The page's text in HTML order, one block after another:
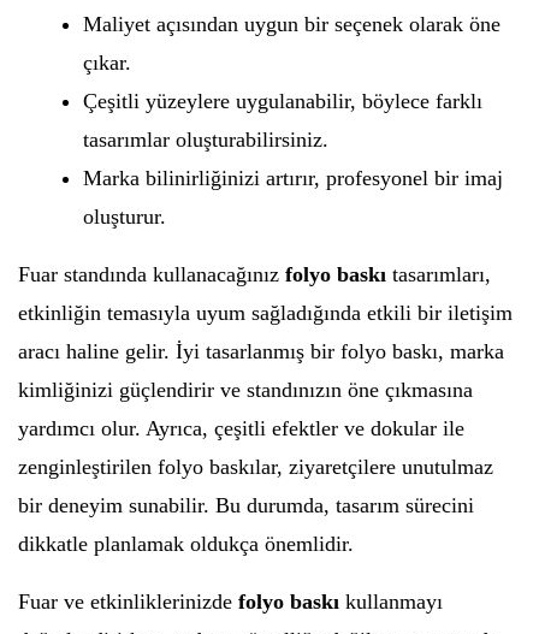
Maliyet açısından uygun bir seçenek olarak öne
çıkar.
Çeşitli yüzeylere uygulanabilir, böylece farklı
tasarımlar oluşturabilirsiniz.
Marka bilinirliğinizi artırır, profesyonel bir imaj
oluşturur.
Fuar standında kullanacağınız folyo baskı tasarımları,
etkinliğin temasıyla uyum sağladığında etkili bir iletişim
aracı haline gelir. İyi tasarlanmış bir folyo baskı, marka
kimliğinizi güçlendirir ve standınızın öne çıkmasına
yardımcı olur. Ayrıca, çeşitli efektler ve dokular ile
zenginleştirilen folyo baskılar, ziyaretçilere unutulmaz
bir deneyim sunabilir. Bu durumda, tasarım sürecini
dikkatle planlamak oldukça önemlidir.
Fuar ve etkinliklerinizde folyo baskı kullanmayı